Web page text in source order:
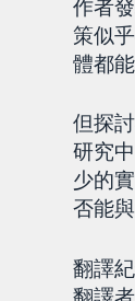
作者
策似
體都
但探
研究
少的
否能
翻譯